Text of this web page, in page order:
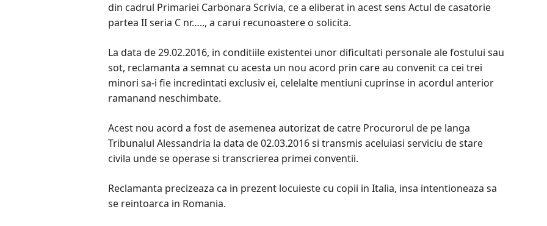
din cadrul Primariei Carbonara Scrivia, ce a eliberat in acest sens Actul de casatorie
partea II seria C nr….., a carui recunoastere o solicita.
La data de 29.02.2016, in conditiile existentei unor dificultati personale ale fostului sau
sot, reclamanta a semnat cu acesta un nou acord prin care au convenit ca cei trei
minori sa-i fie incredintati exclusiv ei, celelalte mentiuni cuprinse in acordul anterior
ramanand neschimbate.
Acest nou acord a fost de asemenea autorizat de catre Procurorul de pe langa
Tribunalul Alessandria la data de 02.03.2016 si transmis aceluiasi serviciu de stare
civila unde se operase si transcrierea primei conventii.
Reclamanta precizeaza ca in prezent locuieste cu copii in Italia, insa intentioneaza sa
se reintoarca in Romania.